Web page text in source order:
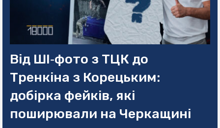
Від ШІ‐фото з ТЦК до
Тренкіна з Корецьким:
добірка фейків, які
поширювали на Черкащині